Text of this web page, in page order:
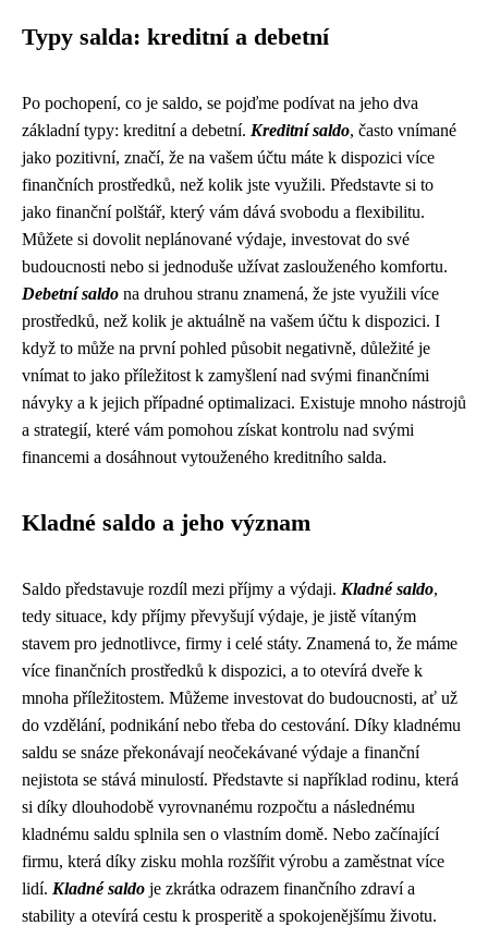
Typy salda: kreditní a debetní
Po pochopení, co je saldo, se pojďme podívat na jeho dva
základní typy: kreditní a debetní. Kreditní saldo, často vnímané
jako pozitivní, značí, že na vašem účtu máte k dispozici více
finančních prostředků, než kolik jste využili. Představte si to
jako finanční polštář, který vám dává svobodu a flexibilitu.
Můžete si dovolit neplánované výdaje, investovat do své
budoucnosti nebo si jednoduše užívat zaslouženého komfortu.
Debetní saldo na druhou stranu znamená, že jste využili více
prostředků, než kolik je aktuálně na vašem účtu k dispozici. I
když to může na první pohled působit negativně, důležité je
vnímat to jako příležitost k zamyšlení nad svými finančními
návyky a k jejich případné optimalizaci. Existuje mnoho nástrojů
a strategií, které vám pomohou získat kontrolu nad svými
financemi a dosáhnout vytouženého kreditního salda.
Kladné saldo a jeho význam
Saldo představuje rozdíl mezi příjmy a výdaji. Kladné saldo,
tedy situace, kdy příjmy převyšují výdaje, je jistě vítaným
stavem pro jednotlivce, firmy i celé státy. Znamená to, že máme
více finančních prostředků k dispozici, a to otevírá dveře k
mnoha příležitostem. Můžeme investovat do budoucnosti, ať už
do vzdělání, podnikání nebo třeba do cestování. Díky kladnému
saldu se snáze překonávají neočekávané výdaje a finanční
nejistota se stává minulostí. Představte si například rodinu, která
si díky dlouhodobě vyrovnanému rozpočtu a následnému
kladnému saldu splnila sen o vlastním domě. Nebo začínající
firmu, která díky zisku mohla rozšířit výrobu a zaměstnat více
lidí. Kladné saldo je zkrátka odrazem finančního zdraví a
stability a otevírá cestu k prosperitě a spokojenějšímu životu.